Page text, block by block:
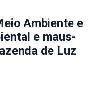
Ambiente e
e maus-
de Luz